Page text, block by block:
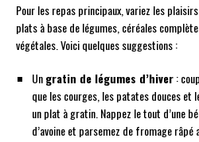
Pour les repas principaux, variez les
plats à base de légumes, céréales
végétales. Voici quelques suggestions :
Ungratin de légumes d’hiver:
que les courges, les patates douces et
un plat à gratin. Nappez le tout d’une
d’avoine et parsemez de fromage râpé